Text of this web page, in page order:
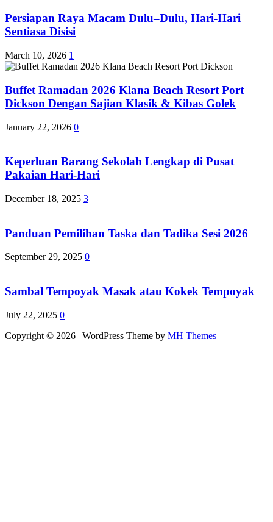
Persiapan Raya Macam Dulu–Dulu, Hari-Hari
Sentiasa Disisi
March 10, 2026 1
Buffet Ramadan 2026 Klana Beach Resort Port
Dickson Dengan Sajian Klasik & Kibas Golek
January 22, 2026 0
Keperluan Barang Sekolah Lengkap di Pusat
Pakaian Hari-Hari
December 18, 2025 3
Panduan Pemilihan Taska dan Tadika Sesi 2026
September 29, 2025 0
Sambal Tempoyak Masak atau Kokek Tempoyak
July 22, 2025 0
Copyright © 2026 | WordPress Theme by MH Themes